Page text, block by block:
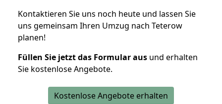
Kontaktieren Sie uns noch heute und lassen Sie
uns gemeinsam Ihren Umzug nach Teterow
planen!
Füllen Sie jetzt das Formular aus und erhalten
Sie kostenlose Angebote.
Kostenlose Angebote erhalten